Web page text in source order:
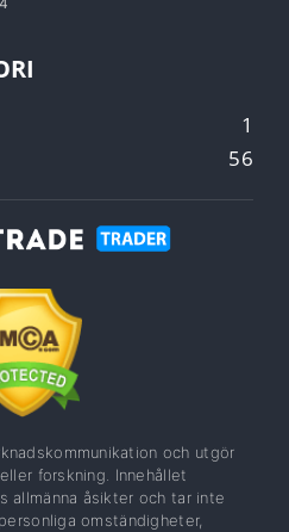
1
56
och utgör
forskning. Innehållet
allmänna åsikter och tar inte
omständigheter,